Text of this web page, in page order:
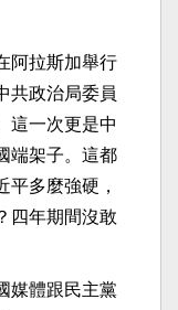
阿拉斯加舉行
共政治局委員
這一次更是中
端架子。這都
平多麼強硬，
四年期間沒敢
媒體跟民主黨